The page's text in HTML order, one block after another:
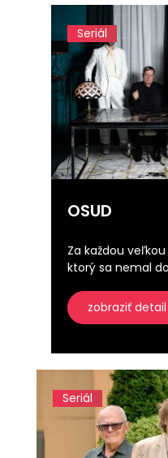
Seriál
OSUD
Za každou
ktorý sa nemal
zobraziť detail
Seriál